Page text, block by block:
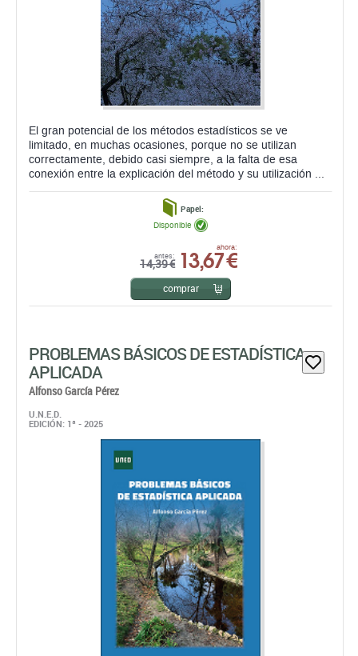
El gran potencial de los métodos estadísticos se ve
limitado, en muchas ocasiones, porque no se utilizan
correctamente, debido casi siempre, a la falta de esa
conexión entre la explicación del método y su utilización ...
Papel:
antes:
14,39 €
ahora:
13,67 €
Disponible
comprar
PROBLEMAS BÁSICOS DE ESTADÍSTICA
APLICADA
Alfonso García Pérez
U.N.E.D.
EDICIÓN: 1ª - 2025